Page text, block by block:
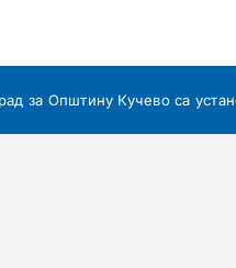
за Општину Кучево са